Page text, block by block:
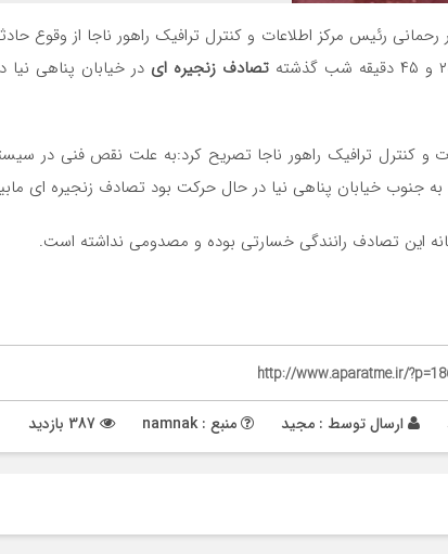
رئیس مرکز اطلاعات و کنترل ترافیک راهور ناجا از وقوع
تصادف زنجیره ای
و کنترل ترافیک راهور ناجا تصریح کرد:به علت نقص فنی در
خیابان پناهی نیا در حال حرکت بود تصادف زنجیره ای مابین ۲۵ دستگاه خودرو حادث
این تصادف رانندگی خسارتی بوده و مصدومی نداشته است.
http://www.aparatme.ir/
ارسال توسط : مجید منبع : namnak